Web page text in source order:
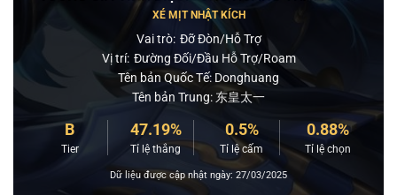
XÉ MỊT NHẬT KÍCH
Vai trò: Đỡ Đòn/Hỗ Trợ
Vị trí: Đường Đối/Đầu Hỗ Trợ/Roam
Tên bản Quốc Tế: Donghuang
Tên bản Trung: 东皇太一
B
Tier
47.19%
Tỉ lệ thắng
0.5%
Tỉ lệ cấm
0.88%
Tỉ lệ chọn
Dữ liệu được cập nhật ngày: 27/03/2025